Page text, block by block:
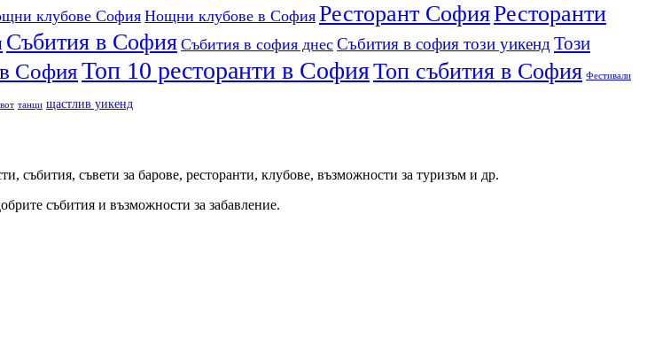
клубове София Нощни клубове в София Ресторант СофияРесторанти
Събития в София Събития в софия днес Събития в софия този уикенд Този
СофияТоп 10 ресторанти в СофияТоп събития в София Фестивали
танци щастлив уикенд
събития, съвети за барове, ресторанти, клубове, възможности за туризъм и др.
събития и възможности за забавление.